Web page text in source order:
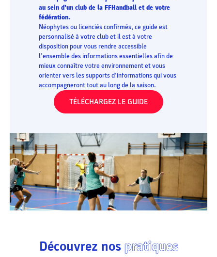
au sein d’un club de la FFHandball et de votre
fédération.
Néophytes ou licenciés confirmés, ce guide est
personnalisé à votre club et il est à votre
disposition pour vous rendre accessible
l’ensemble des informations essentielles afin de
mieux connaître votre environnement et vous
orienter vers les supports d’informations qui vous
accompagneront tout au long de la saison.
TÉLÉCHARGEZ LE GUIDE
Découvrez nos pratiques